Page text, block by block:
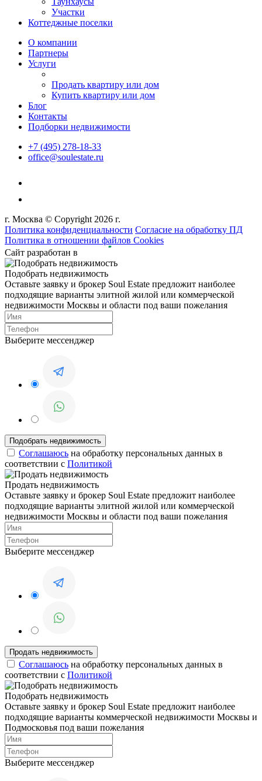
Участки
Коттеджные поселки
О компании
Партнеры
Услуги
Продать квартиру или дом
Купить квартиру или дом
Блог
Контакты
Подборки недвижимости
+7 (495) 278-18-33
office@soulestate.ru
г. Москва © Copyright 2026 г.
Политика конфиденциальности Согласие на обработку ПД
Политика в отношении файлов Cookies
Сайт разработан в
Подобрать недвижимость
Оставьте заявку и брокер Soul Estate предложит наиболее
подходящие варианты элитной жилой или коммерческой
недвижимости Москвы и области под ваши пожелания
Выберите мессенджер
Соглашаюсь на обработку персональных данных в
соответствии с Политикой
Продать недвижимость
Оставьте заявку и брокер Soul Estate предложит наиболее
подходящие варианты элитной жилой или коммерческой
недвижимости Москвы и области под ваши пожелания
Выберите мессенджер
Соглашаюсь на обработку персональных данных в
соответствии с Политикой
Подобрать недвижимость
Оставьте заявку и брокер Soul Estate предложит наиболее
подходящие варианты коммерческой недвижимости Москвы и
Подмосковья под ваши пожелания
Выберите мессенджер